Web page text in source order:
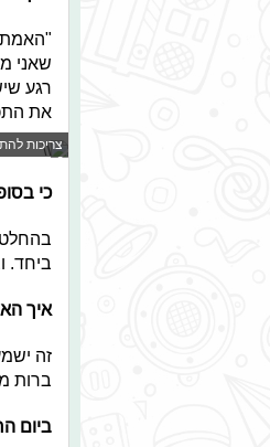
שאני
רגע
את
צריכות
כי
ביחד.
איך
זה
ברות
ביום